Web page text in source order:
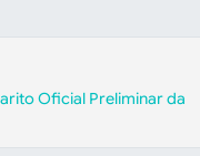
Oficial Preliminar da